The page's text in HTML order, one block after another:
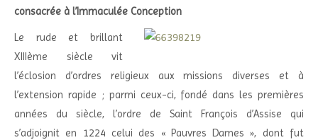
consacrée à l’Immaculée Conception
Le rude et brillant
XIIIème siècle vit
l’éclosion d’ordres religieux aux missions diverses et à
l’extension rapide ; parmi ceux-ci, fondé dans les premières
années du siècle, l’ordre de Saint François d’Assise qui
s’adjoignit en 1224 celui des « Pauvres Dames », dont fut